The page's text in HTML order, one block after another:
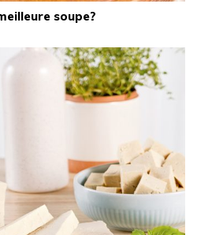
soupe?